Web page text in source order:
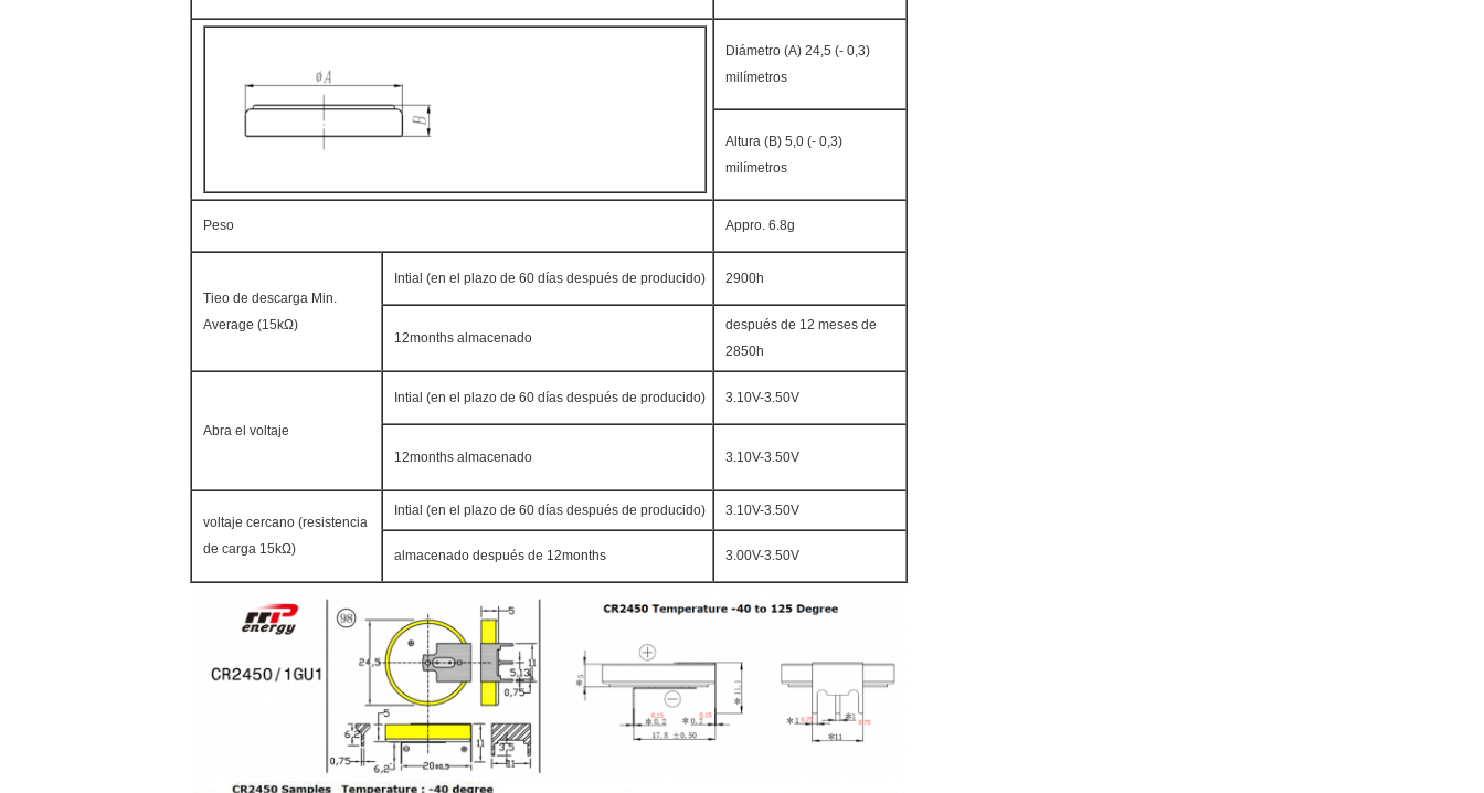
Diámetro (A) 24,5 (- 0,3)
milímetros
Altura (B) 5,0 (- 0,3)
milímetros
Peso Appro. 6.8g
Tieo de descarga Min.
Average (15kΩ)
Intial (en el plazo de 60 días después de producido) 2900h
12months almacenado
después de 12 meses de
2850h
Abra el voltaje
Intial (en el plazo de 60 días después de producido) 3.10V-3.50V
12months almacenado 3.10V-3.50V
voltaje cercano (resistencia
de carga 15kΩ)
Intial (en el plazo de 60 días después de producido) 3.10V-3.50V
almacenado después de 12months 3.00V-3.50V